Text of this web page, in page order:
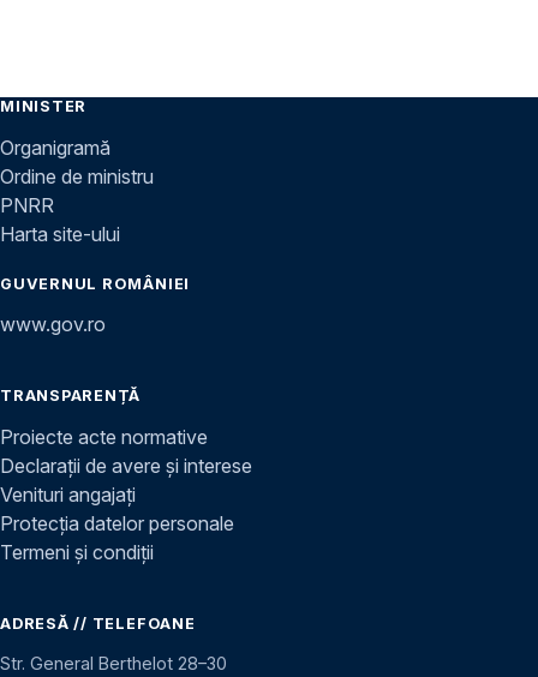
MINISTER
Organigramă
Ordine de ministru
PNRR
Harta site-ului
GUVERNUL ROMÂNIEI
www.gov.ro
TRANSPARENȚĂ
Proiecte acte normative
Declarații de avere și interese
Venituri angajați
Protecția datelor personale
Termeni și condiții
ADRESĂ // TELEFOANE
Str. General Berthelot 28–30